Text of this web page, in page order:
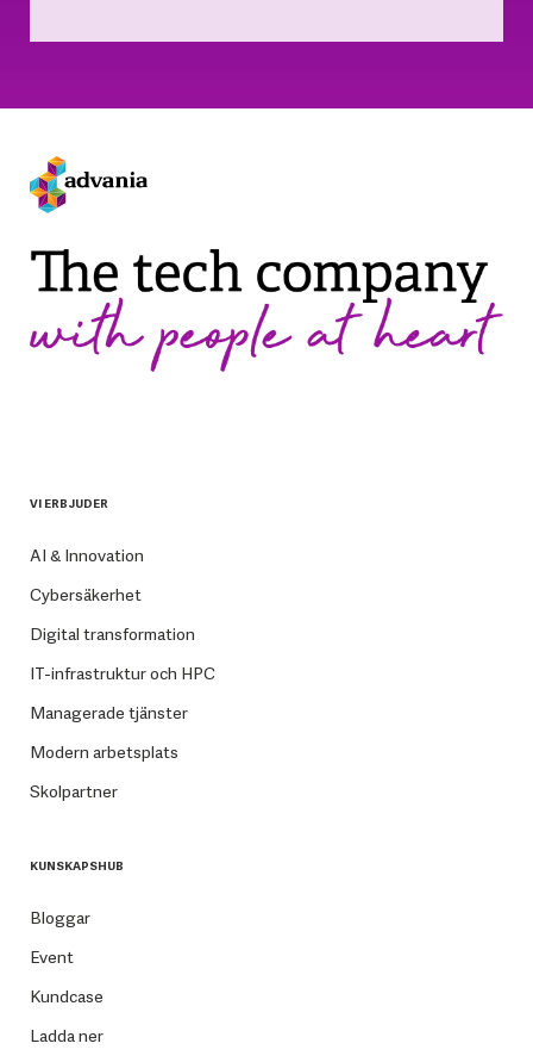
VI ERBJUDER
AI & Innovation
Cybersäkerhet
Digital transformation
IT-infrastruktur och HPC
Managerade tjänster
Modern arbetsplats
Skolpartner
KUNSKAPSHUB
Bloggar
Event
Kundcase
Ladda ner